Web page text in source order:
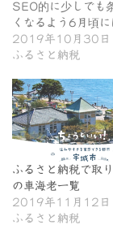
SEO的に少しでも
くなるよう6月頃に
2019年10月30日
ふるさと納税
ふるさと納税で取
の車海老一覧
2019年11月12日
ふるさと納税